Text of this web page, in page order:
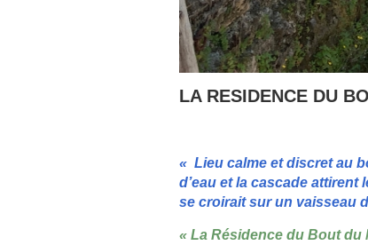
LA RESIDENCE DU
« Lieu calme et discret au
d’eau et la cascade
se croirait sur un vaisseau
« La Résidence du Bout